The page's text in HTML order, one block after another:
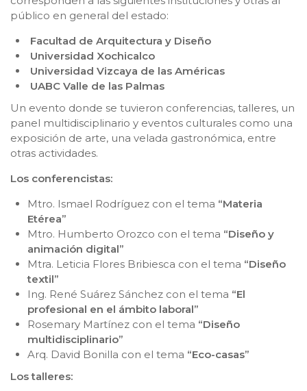
público en general del estado:
Facultad de Arquitectura y Diseño
Universidad Xochicalco
Universidad Vizcaya de las Américas
UABC Valle de las Palmas
Un evento donde se tuvieron conferencias, talleres, un
panel multidisciplinario y eventos culturales como una
exposición de arte, una velada gastronómica, entre
otras actividades.
Los conferencistas:
Mtro. Ismael Rodríguez con el tema “Materia
Etérea”
Mtro. Humberto Orozco con el tema “Diseño y
animación digital”
Mtra. Leticia Flores Bribiesca con el tema “Diseño
textil”
Ing. René Suárez Sánchez con el tema “El
profesional en el ámbito laboral”
Rosemary Martínez con el tema “Diseño
multidisciplinario”
Arq. David Bonilla con el tema “Eco-casas”
Los talleres: